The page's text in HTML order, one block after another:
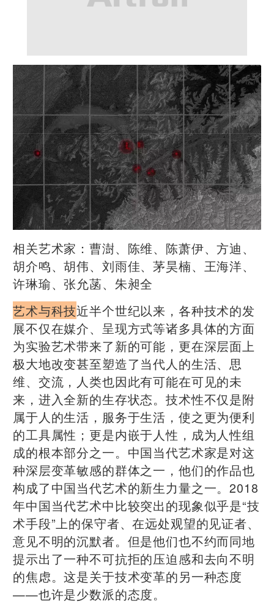
相关艺术家：曹澍、陈维、陈萧伊、方迪、
胡介鸣、胡伟、刘雨佳、茅昊楠、王海洋、
许琳瑜、张允菡、朱昶全
艺术与科技近半个世纪以来，各种技术的发
展不仅在媒介、呈现方式等诸多具体的方面
为实验艺术带来了新的可能，更在深层面上
极大地改变甚至塑造了当代人的生活、思
维、交流，人类也因此有可能在可见的未
来，进入全新的生存状态。技术性不仅是附
属于人的生活，服务于生活，使之更为便利
的工具属性；更是内嵌于人性，成为人性组
成的根本部分之一。中国当代艺术家是对这
种深层变革敏感的群体之一，他们的作品也
构成了中国当代艺术的新生力量之一。2018
年中国当代艺术中比较突出的现象似乎是“技
术手段”上的保守者、在远处观望的见证者、
意见不明的沉默者。但是他们也不约而同地
提示出了一种不可抗拒的压迫感和去向不明
的焦虑。这是关于技术变革的另一种态度
——也许是少数派的态度。